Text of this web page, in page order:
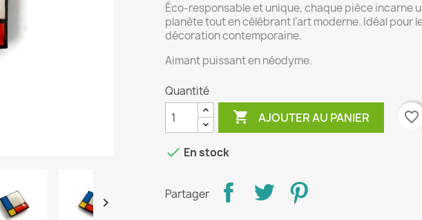

Éco-responsable et unique, chaque pièce incarne
planète tout en célébrant l’art moderne. Idéal pour
décoration contemporaine.
Aimant puissant en néodyme.
Quantité
 AJOUTER AU PANIER favorite_border
 En stock
Partager